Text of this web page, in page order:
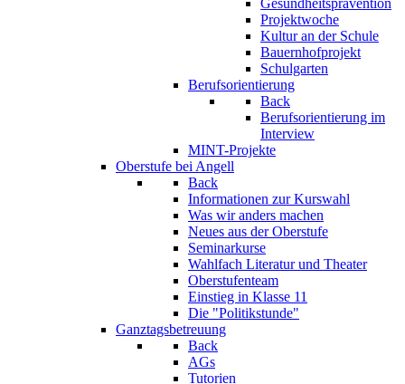
Gesundheitsprävention
Projektwoche
Kultur an der Schule
Bauernhofprojekt
Schulgarten
Berufsorientierung
Back
Berufsorientierung im
Interview
MINT-Projekte
Oberstufe bei Angell
Back
Informationen zur Kurswahl
Was wir anders machen
Neues aus der Oberstufe
Seminarkurse
Wahlfach Literatur und Theater
Oberstufenteam
Einstieg in Klasse 11
Die "Politikstunde"
Ganztagsbetreuung
Back
AGs
Tutorien